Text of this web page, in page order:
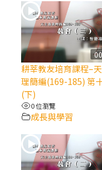
越的
有」
【信
人世
樂會
樂會
耕莘教友培育課程–
理簡編(169-185) 第
(下)
0 位瀏覽
成長與學習